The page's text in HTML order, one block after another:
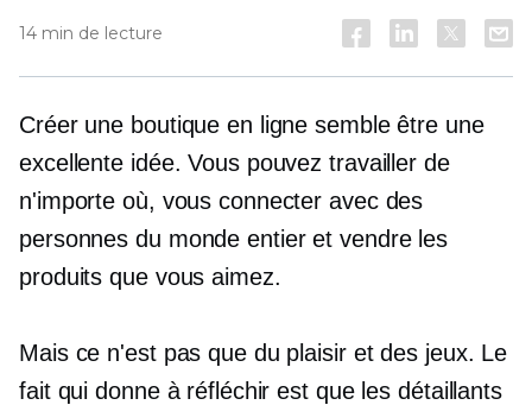
14 min de lecture
Créer une boutique en ligne semble être une
excellente idée. Vous pouvez travailler de
n'importe où, vous connecter avec des
personnes du monde entier et vendre les
produits que vous aimez.
Mais ce n'est pas que du plaisir et des jeux. Le
fait qui donne à réfléchir est que les détaillants